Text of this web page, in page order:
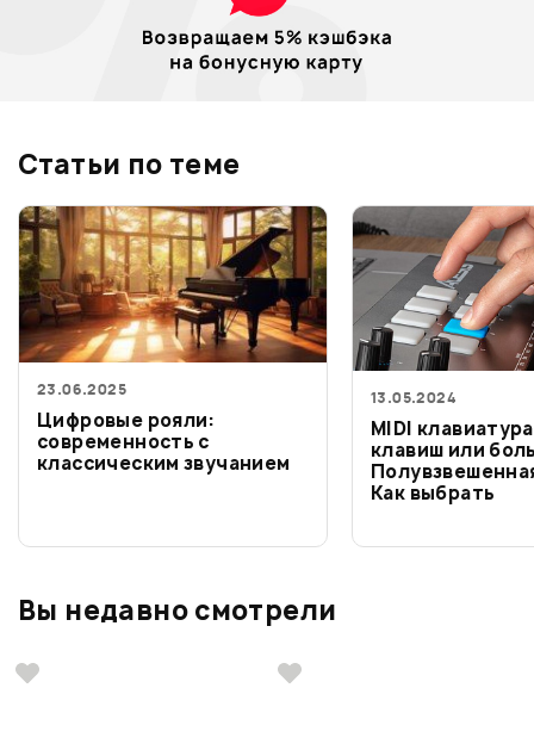
Статьи по теме
23.06.2025
Цифровые рояли:
современность с
классическим звучанием
13.05.2024
MIDI
клавиш или
Как выбрать
Вы недавно смотрели